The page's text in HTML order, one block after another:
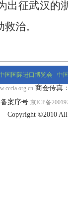
出征武汉的
治。
国国际进口博览会 中
商会传真
备案序号:京ICP备
Copyright ©2010